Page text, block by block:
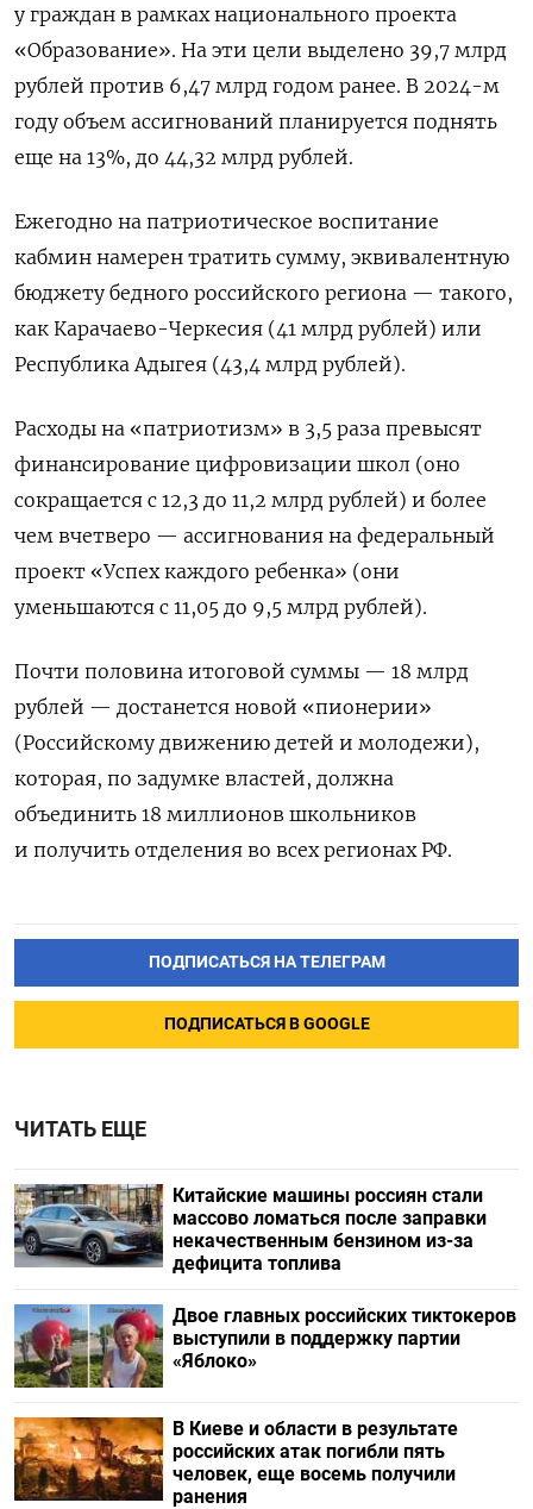
у граждан в рамках национального проекта
«Образование». На эти цели выделено 39,7 млрд
рублей против 6,47 млрд годом ранее. В 2024-м
году объем ассигнований планируется поднять
еще на 13%, до 44,32 млрд рублей.
Ежегодно на патриотическое воспитание
кабмин намерен тратить сумму, эквивалентную
бюджету бедного российского региона — такого,
как Карачаево-Черкесия (41 млрд рублей) или
Республика Адыгея (43,4 млрд рублей).
Расходы на «патриотизм» в 3,5 раза превысят
финансирование цифровизации школ (оно
сокращается с 12,3 до 11,2 млрд рублей) и более
чем вчетверо — ассигнования на федеральный
проект «Успех каждого ребенка» (они
уменьшаются с 11,05 до 9,5 млрд рублей).
Почти половина итоговой суммы — 18 млрд
рублей — достанется новой «пионерии»
(Российскому движению детей и молодежи),
которая, по задумке властей, должна
объединить 18 миллионов школьников
и получить отделения во всех регионах РФ.
ПОДПИСАТЬСЯ НА ТЕЛЕГРАМ
ПОДПИСАТЬСЯ В GOOGLE
ЧИТАТЬ ЕЩЕ
Китайские машины россиян стали
массово ломаться после заправки
некачественным бензином из-за
дефицита топлива
Двое главных российских тиктокеров
выступили в поддержку партии
«Яблоко»
В Киеве и области в результате
российских атак погибли пять
человек, еще восемь получили
ранения